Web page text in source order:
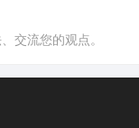
交流您的观点。